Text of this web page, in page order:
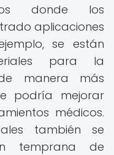
donde los
aplicaciones
se están
para la
manera más
podría mejorar
médicos.
también se
temprana de